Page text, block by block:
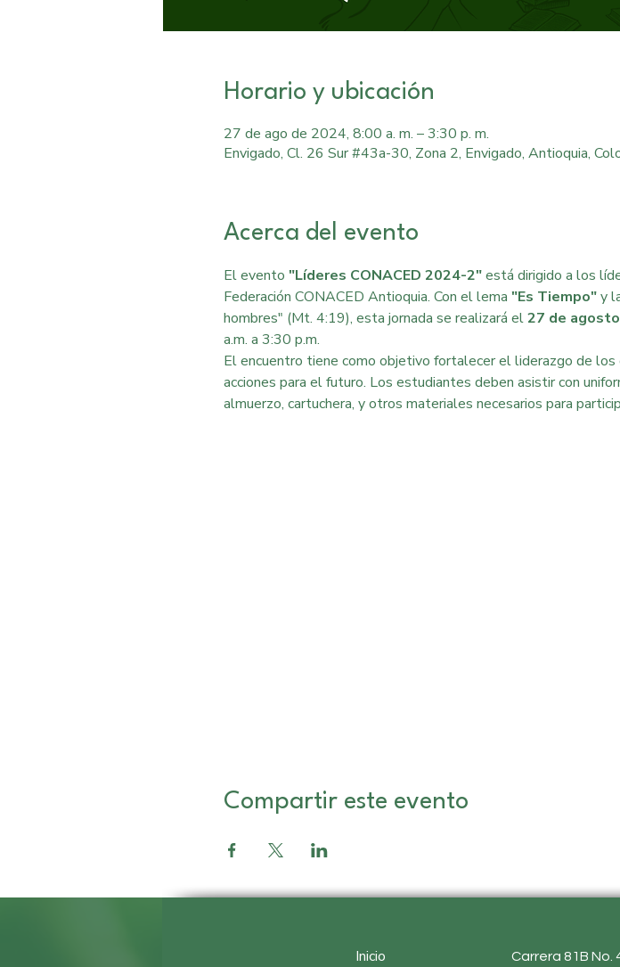
Horario y ubicación
27 de ago de 2024, 8:00 a. m. – 3:30 p. m.
Envigado, Cl. 26 Sur #43a-30, Zona 2, Envigado, Antioquia,
Acerca del evento
El evento "Líderes CONACED 2024-2" está dirigido a los
Federación CONACED Antioquia. Con el lema "Es Tiempo" y
hombres" (Mt. 4:19), esta jornada se realizará el 27 de
a.m. a 3:30 p.m.
El encuentro tiene como objetivo fortalecer el liderazgo de
acciones para el futuro. Los estudiantes deben asistir con
almuerzo, cartuchera, y otros materiales necesarios para
Compartir este evento
Inicio Carrera 81B No.